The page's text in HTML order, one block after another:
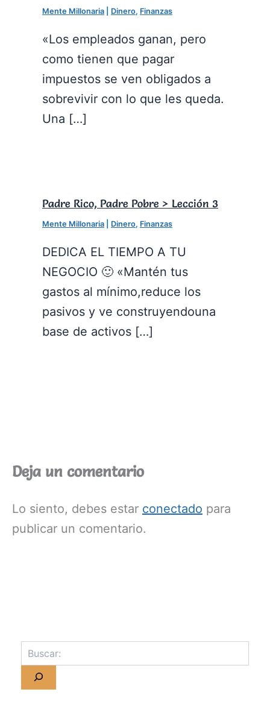
Mente Millonaria Dinero, Finanzas
«Los empleados ganan, pero
como tienen que pagar
impuestos se ven obligados a
sobrevivir con lo que les queda.
Una […]
Padre Rico, Padre Pobre > Lección 3
Mente Millonaria Dinero, Finanzas
DEDICA EL TIEMPO A TU
NEGOCIO 🙂 «Mantén tus
gastos al mínimo,reduce los
pasivos y ve construyendouna
base de activos […]
Deja un comentario
Lo siento, debes estar conectado para
publicar un comentario.